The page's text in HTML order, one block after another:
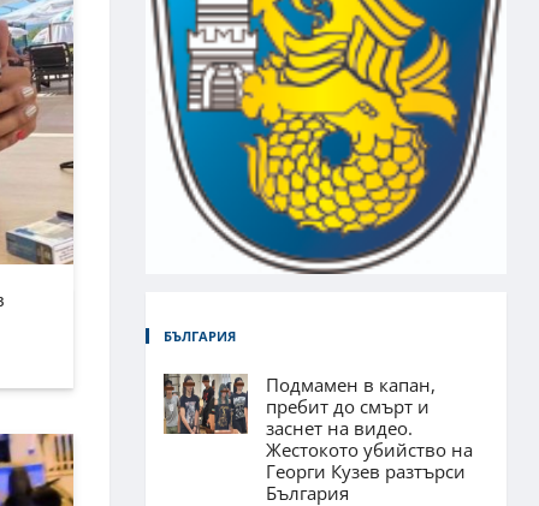
БЪЛГАРИЯ
Подмамен в капан,
пребит до смърт и
заснет на видео.
Жестокото убийство на
Георги Кузев разтърси
България